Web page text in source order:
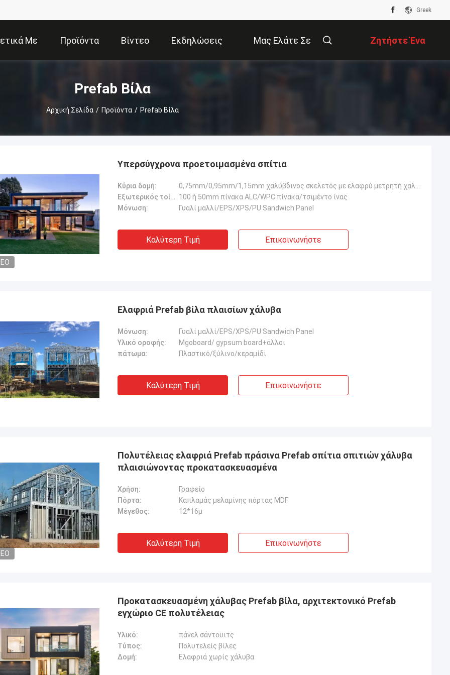
Greek
Με Προϊόντα Βίντεο Εκδηλώσεις Μας Ελάτε Σε Ζητήστε Ένα
Απόσπασμα
Prefab Βίλα
Αρχική Σελίδα / Προϊόντα / Prefab Βίλα
Gary
Υπερσύγχρονα προετοιμασμένα σπίτια
Κύρια δομή:
Εξωτερικός τοίχος: 100 ή 50mm πίνακα ALC/WPC πίνακα/τσιμέντο ίνας
Μόνωση:
Γυαλί μαλλί/EPS/XPS/PU Sandwich Panel
Καλύτερη Τιμή Επικοινωνήστε
Ελαφριά Prefab βίλα πλαισίων χάλυβα
Μόνωση:
Γυαλί μαλλί/EPS/XPS/PU Sandwich Panel
Υλικό οροφής:
Mgoboard/ gypsum board+άλλοι
πάτωμα:
Πλαστικό/ξύλινο/κεραμίδι
Καλύτερη Τιμή Επικοινωνήστε
Πολυτέλειας ελαφριά Prefab πράσινα Prefab σπίτια σπιτιών χάλυβα
πλαισιώνοντας προκατασκευασμένα
Χρήση:
Γραφείο
Πόρτα:
Καπλαμάς μελαμίνης πόρτας MDF
Μέγεθος:
12*16μ
Καλύτερη Τιμή Επικοινωνήστε
Προκατασκευασμένη χάλυβας Prefab βίλα, αρχιτεκτονικό Prefab
εγχώριο CE πολυτέλειας
Υλικό:
πάνελ σάντουιτς
Τύπος:
Πολυτελείς βίλες
Δομή:
Ελαφριά χωρίς χάλυβα